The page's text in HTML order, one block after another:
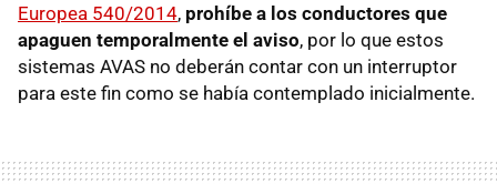
Europea 540/2014, prohíbe a los conductores que
apaguen temporalmente el aviso, por lo que estos
sistemas AVAS no deberán contar con un interruptor
para este fin como se había contemplado inicialmente.